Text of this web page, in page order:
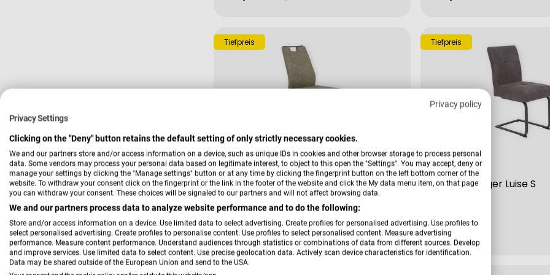
Privacy policy
Privacy Settings
Clicking on the "Deny" button retains the default setting of only strictly necessary cookies.
We and our partners store and/or access information on a device, such as unique IDs in cookies and other browser storage to process personal
data. Some vendors may process your personal data based on legitimate interest, to object to this open the "Settings". You may accept, deny or
manage your settings by clicking the "Manage settings" button or at any time by clicking the fingerprint button on the left bottom corner of the
website. To withdraw your consent click on the fingerprint or the link in the footer of the website and click the My data menu item, on that page
you can withdraw your consent. These choices will be signaled to our partners and will not affect browsing data.
We and our partners process data to analyze website performance and to do the following:
Store and/or access information on a device. Use limited data to select advertising. Create profiles for personalised advertising. Use profiles to
select personalised advertising. Create profiles to personalise content. Use profiles to select personalised content. Measure advertising
performance. Measure content performance. Understand audiences through statistics or combinations of data from different sources. Develop
and improve services. Use limited data to select content. Use precise geolocation data. Actively scan device characteristics for identification.
Data may be shared outside of the European Union and send to the USA.
Tiefpreis
Freischwinger Kerstin S
Verkäufer:
Hardi
Regulärer
Preis
89,99 €
Tiefpreis
Freischwinger Luise S
Verkäufer:
Hardi
Regulärer
Preis
119,99 €